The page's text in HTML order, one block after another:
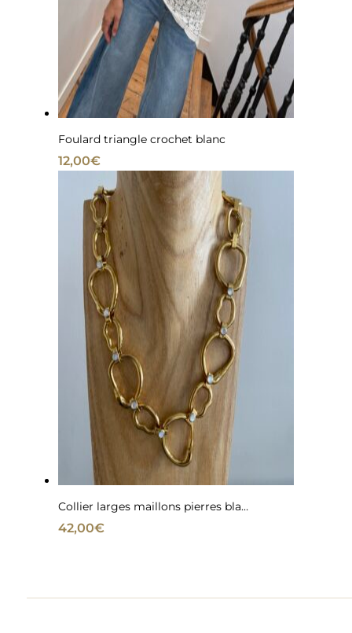
Foulard triangle crochet blanc
12,00€
Collier larges maillons pierres blanches
42,00€